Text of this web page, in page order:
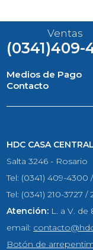
Ventas
(0341)409-
Medios de Pago
Contacto
HDC CASA
Salta 3246 - Rosario
Tel: (0341) 409-4300
Tel: (0341) 210-3727 /
Atención: L. a V. de
email:
Botón de